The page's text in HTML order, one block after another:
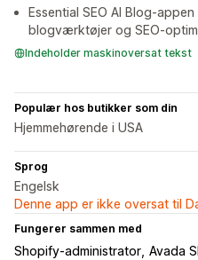
Essential SEO AI Blog-
blogværktøjer og SEO-
Indeholder maskinoversat tekst
Populær hos butikker som din
Hjemmehørende i USA
Sprog
Engelsk
Denne app er ikke oversat til
Fungerer sammen med
Shopify-administrator Avada